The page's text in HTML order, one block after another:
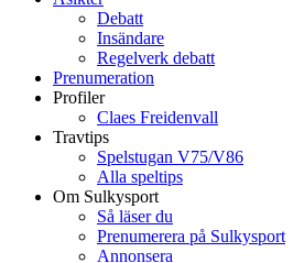
Debatt
Insändare
Regelverk debatt
Prenumeration
Profiler
Claes Freidenvall
Travtips
Spelstugan V75/V86
Alla speltips
Om Sulkysport
Så läser du
Prenumerera på Sulkysport
Annonsera